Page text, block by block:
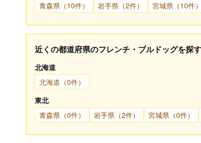
青森県（10件）
岩手県（2件） 宮城県（10件）
近くの都道府県のフレンチ・ブルドッグを探す
北海道
北海道（0件）
東北
青森県（0件）
岩手県（2件） 宮城県（0件）